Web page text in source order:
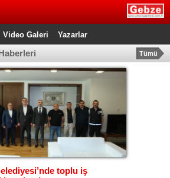
Video Galeri Yazarlar
Tümü
toplu iş